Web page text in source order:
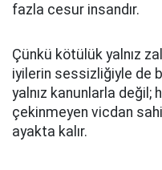
fazla cesur insandır.
Çünkü kötülük yalnız
iyilerin sessizliğiyle de
yalnız kanunlarla değil;
çekinmeyen vicdan
ayakta kalır.